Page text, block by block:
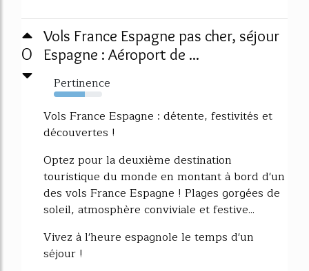
0
Vols France Espagne pas cher, séjour
Espagne : Aéroport de ...
Pertinence
64%
Vols France Espagne : détente, festivités et
découvertes !
Optez pour la deuxième destination
touristique du monde en montant à bord d'un
des vols France Espagne ! Plages gorgées de
soleil, atmosphère conviviale et festive...
Vivez à l'heure espagnole le temps d'un
séjour !